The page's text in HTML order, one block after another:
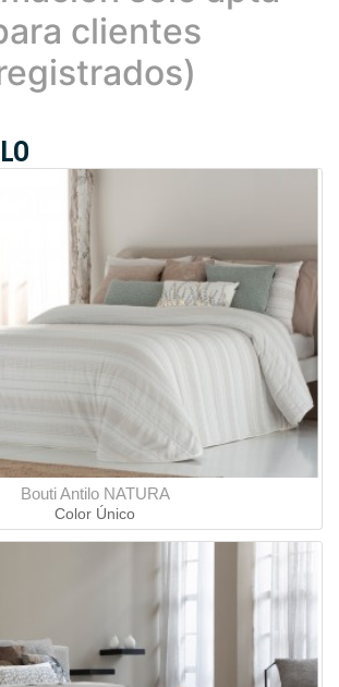
clientes
Bouti Antilo NATURA
Color Único